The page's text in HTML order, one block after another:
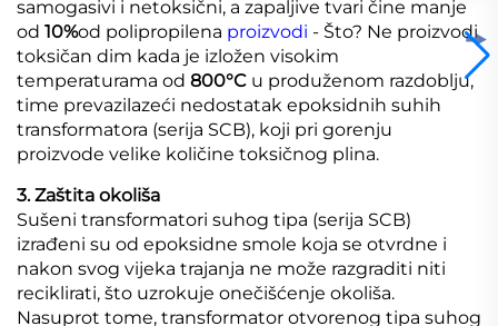
samogasivi i netoksični, a zapaljive tvari čine manje
od 10%od polipropilena proizvodi - Što? Ne proizvodi
toksičan dim kada je izložen visokim
temperaturama od 800°C u produženom razdoblju,
time prevazilazeći nedostatak epoksidnih suhih
transformatora (serija SCB), koji pri gorenju
proizvode velike količine toksičnog plina.
3. Zaštita okoliša
Sušeni transformatori suhog tipa (serija SCB)
izrađeni su od epoksidne smole koja se otvrdne i
nakon svog vijeka trajanja ne može razgraditi niti
reciklirati, što uzrokuje onečišćenje okoliša.
Nasuprot tome, transformator otvorenog tipa suhog